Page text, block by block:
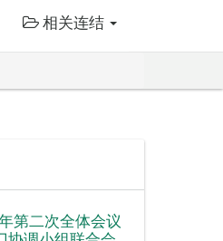
相关连结
第二次全体会议